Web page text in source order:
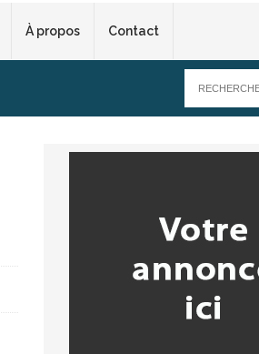
À propos Contact